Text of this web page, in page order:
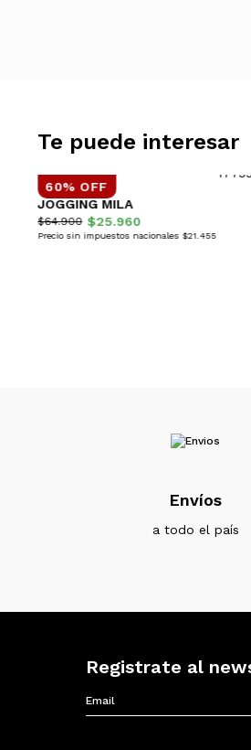
Te puede interesar
60% OFF
JOGGING MILA
$64.900 $25.960
Precio sin impuestos nacionales $21.455
Envíos
a todo el país
Registrate al